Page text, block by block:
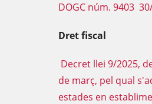
DOGC núm. 9403
Dret fiscal
Decret llei 9/2025,
de març, pel qual
estades en